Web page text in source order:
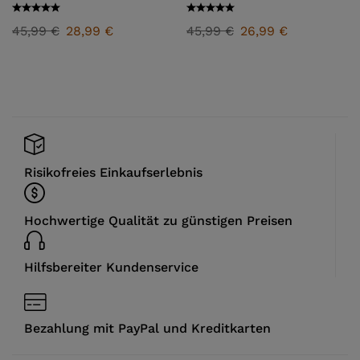
45,99€ 28,99 € 45,99€ 26,99 €
Risikofreies Einkaufserlebnis
Hochwertige Qualität zu günstigen Preisen
Hilfsbereiter Kundenservice
Bezahlung mit PayPal und Kreditkarten